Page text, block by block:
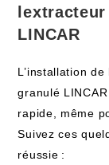
LINCAR
L’installation
granulé
rapide, même
Suivez ces
réussie :